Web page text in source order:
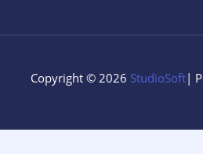
Copyright © 2026 StudioSoft|